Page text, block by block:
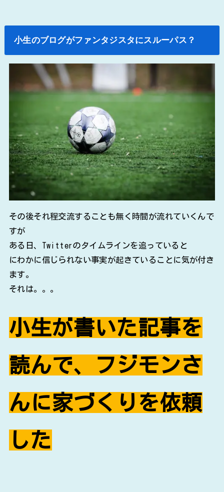
小生のブログがファンタジスタにスルーパス？
その後それ程交流することも無く時間が流れていくんで
すが
ある日、Twitterのタイムラインを追っていると
にわかに信じられない事実が起きていることに気が付き
ます。
それは。。。
小生が書いた記事を
読んで、フジモンさ
んに家づくりを依頼
した